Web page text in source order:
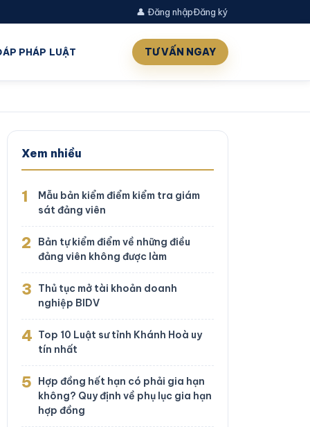
👤 Đăng nhậpĐăng ký
PHÁP LUẬT TƯ VẤN NGAY
Xem nhiều
1
Mẫu bản kiểm điểm kiểm tra giám
sát đảng viên
2
Bản tự kiểm điểm về những điều
đảng viên không được làm
3
Thủ tục mở tài khoản doanh
nghiệp BIDV
4 Top 10 Luật sư tỉnh Khánh Hoà uy
tín nhất
5
Hợp đồng hết hạn có phải gia hạn
không? Quy định về phụ lục gia hạn
hợp đồng